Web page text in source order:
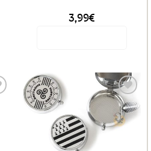
3,99€
Ajouter
aux